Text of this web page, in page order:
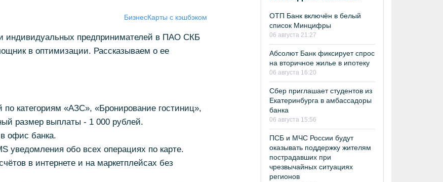
БизнесКарты с кэшбэком
индивидуальных предпринимателей в ПАО СКБ
в оптимизации. Рассказываем о ее
категориям «АЗС», «Бронирование гостиниц»,
размер выплаты - 1 000 рублей.
офис банка.
уведомления обо всех операциях по карте.
в интернете и на маркетплейсах без
ОТП Банк включён в белый
список Минцифры
06 августа 21:27
Абсолют Банк фиксирует спрос
на вторичное жилье в ипотеку
06 августа 16:20
Сбер приглашает студентов из
Екатеринбурга в амбассадоры
банка
06 августа 15:56
ПСБ и МЧС России будут
оказывать поддержку жителям
пострадавших при
чрезвычайных ситуациях
регионов